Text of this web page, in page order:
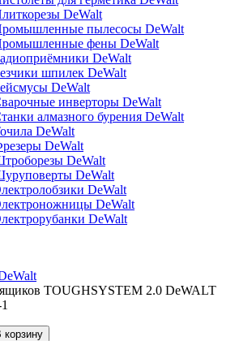
DeWalt
пылесосы DeWalt
фены DeWalt
DeWalt
шпилек DeWalt
DeWalt
инверторы DeWalt
алмазного бурения DeWalt
DeWalt
DeWalt
DeWalt
DeWalt
DeWalt
DeWalt
DeWalt
TOUGHSYSTEM 2.0 DeWALT
корзину